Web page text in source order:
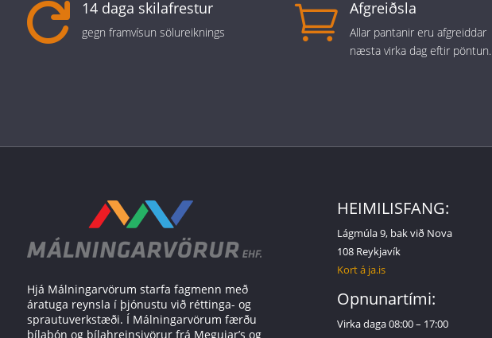
 14 daga skilafrestur
gegn framvísun sölureiknings  Afgreiðsla
Allar pantanir eru afgreiddar
næsta virka dag eftir pöntun.
Hjá Málningarvörum starfa fagmenn með
áratuga reynsla í þjónustu við réttinga- og
sprautuverkstæði. Í Málningarvörum færðu
bílabón og bílahreinsivörur frá Meguiar’s og
HEIMILISFANG:
Lágmúla 9, bak við Nova
108 Reykjavík
Kort á ja.is
Opnunartími:
Virka daga 08:00 – 17:00